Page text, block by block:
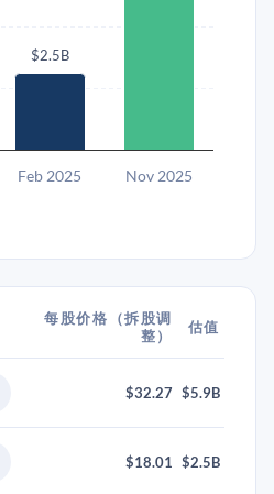
$2.5B
Feb 2025 Nov 2025
每股价格（拆股调
整）
估值
$32.27 $5.9B
$18.01 $2.5B